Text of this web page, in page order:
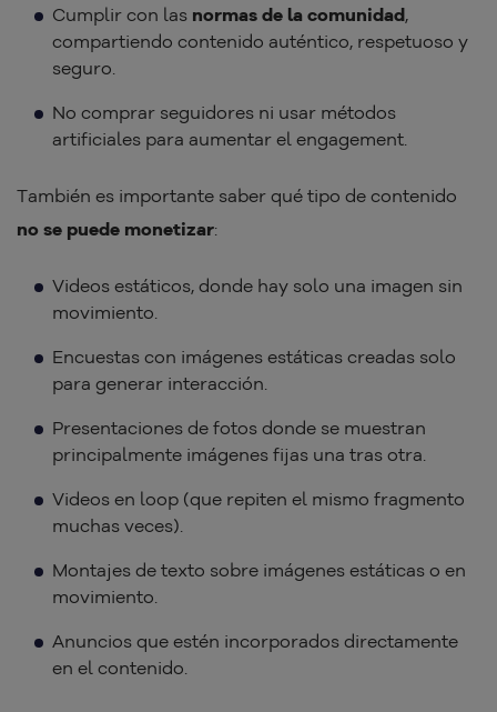
Cumplir con las normas de la comunidad,
compartiendo contenido auténtico, respetuoso y
seguro.
No comprar seguidores ni usar métodos
artificiales para aumentar el engagement.
También es importante saber qué tipo de contenido
no se puede monetizar:
Videos estáticos, donde hay solo una imagen sin
movimiento.
Encuestas con imágenes estáticas creadas solo
para generar interacción.
Presentaciones de fotos donde se muestran
principalmente imágenes fijas una tras otra.
Videos en loop (que repiten el mismo fragmento
muchas veces).
Montajes de texto sobre imágenes estáticas o en
movimiento.
Anuncios que estén incorporados directamente
en el contenido.